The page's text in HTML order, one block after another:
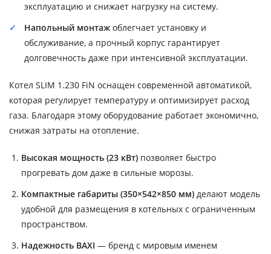
эксплуатацию и снижает нагрузку на систему.
Напольный монтаж облегчает установку и
обслуживание, а прочный корпус гарантирует
долговечность даже при интенсивной эксплуатации.
Котел SLIM 1.230 FiN оснащен современной автоматикой,
которая регулирует температуру и оптимизирует расход
газа. Благодаря этому оборудование работает экономично,
снижая затраты на отопление.
Высокая мощность (23 кВт) позволяет быстро
прогревать дом даже в сильные морозы.
Компактные габариты (350×542×850 мм) делают модель
удобной для размещения в котельных с ограниченным
пространством.
Надежность BAXI — бренд с мировым именем